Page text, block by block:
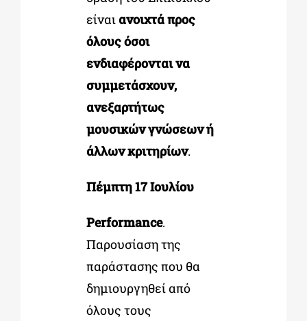
είναιανοιχτά προς
όλους όσοι
ενδιαφέρονται να
συμμετάσχουν,
ανεξαρτήτως
μουσικών γνώσεων ή
άλλων κριτηρίων.
Πέμπτη 17 Ιουλίου
Performance.
Παρουσίαση της
παράστασης που θα
δημιουργηθεί από
όλους τους